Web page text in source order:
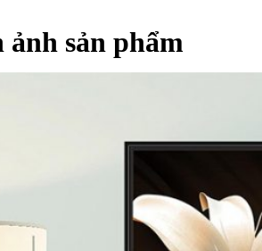
sản phẩm